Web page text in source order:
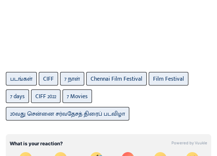
படங்கள் CIFF 7 நாள் Chennai Film Festival
Film Festival
7 days
CIFF 2022
7 Movies
20வது சென்னை சர்வதேசத் திரைப் படவிழா